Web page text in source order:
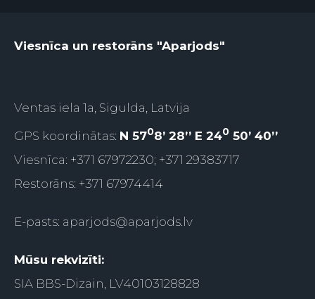
Viesnīca un restorāns "Aparjods"
Ventas iela 1a, Sigulda, Latvija
GPS koordinātas: N 5708’ 28’’ E 240 50’ 40’’
Viesnīca: +371 67972230; +371 29383717
Restorāns: +371 67974414
E-pasts: aparjods@aparjods.lv
Mūsu rekvizīti:
SIA BBS-Dizain, LV40103128828